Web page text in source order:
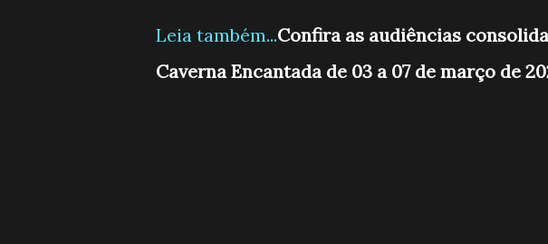
Leia também...Confira as audiências
Caverna Encantada de 03 a 07 de março de